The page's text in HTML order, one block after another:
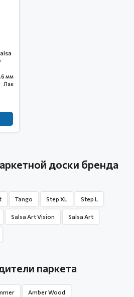
мм
Лак
доски бренда
Tango Step XL Step L
Salsa Art Vision Salsa Art
паркета
Amber Wood